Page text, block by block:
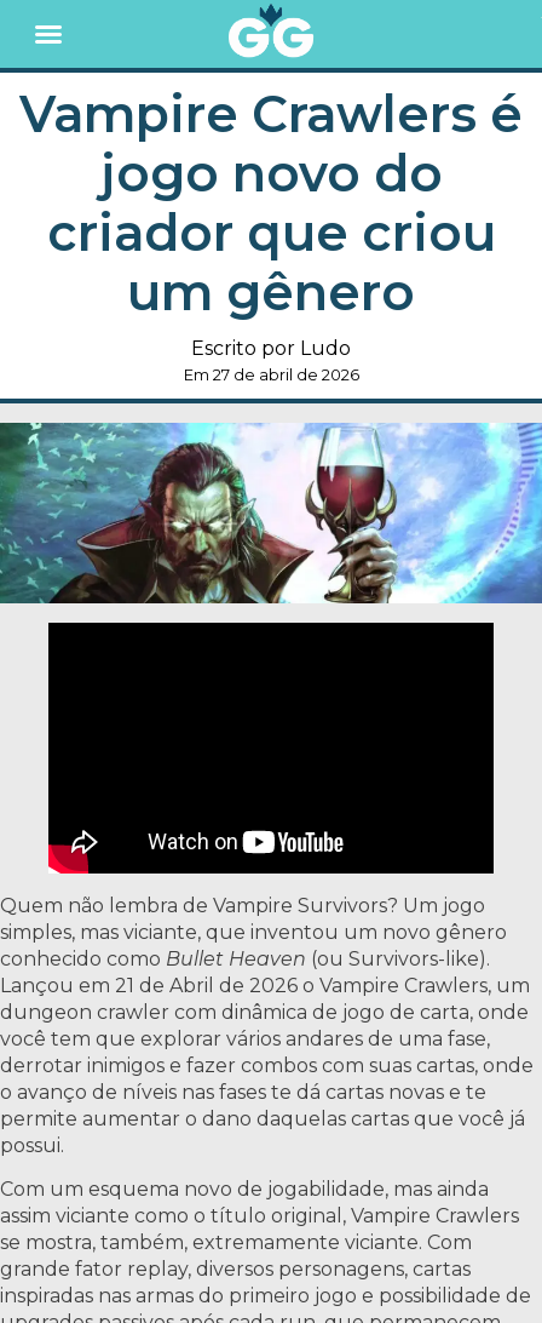
Vampire Crawlers é
jogo novo do
criador que criou
um gênero
Escrito por Ludo
Em 27 de abril de 2026
Quem não lembra de Vampire Survivors? Um jogo
simples, mas viciante, que inventou um novo gênero
conhecido como Bullet Heaven (ou Survivors-like).
Lançou em 21 de Abril de 2026 o Vampire Crawlers, um
dungeon crawler com dinâmica de jogo de carta, onde
você tem que explorar vários andares de uma fase,
derrotar inimigos e fazer combos com suas cartas, onde
o avanço de níveis nas fases te dá cartas novas e te
permite aumentar o dano daquelas cartas que você já
possui.
Com um esquema novo de jogabilidade, mas ainda
assim viciante como o título original, Vampire Crawlers
se mostra, também, extremamente viciante. Com
grande fator replay, diversos personagens, cartas
inspiradas nas armas do primeiro jogo e possibilidade de